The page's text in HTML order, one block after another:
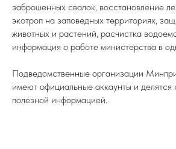
заброшенных свалок, восстановление
экотроп на заповедных территориях,
животных и растений, расчистка
информация о работе министерства в
Подведомственные организации
имеют официальные аккаунты и делятся
полезной информацией.